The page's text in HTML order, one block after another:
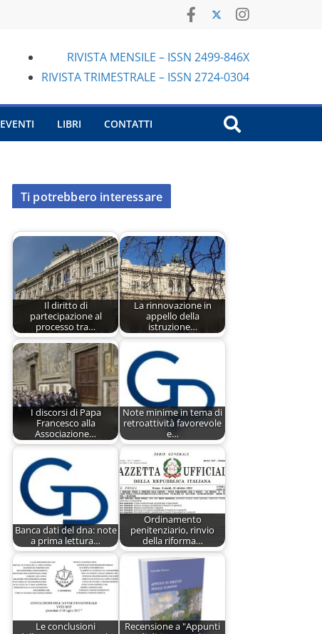
RIVISTA MENSILE – ISSN 2499-846X
RIVISTA TRIMESTRALE – ISSN 2724-0304
EVENTI LIBRI CONTATTI
Ti potrebbero interessare
Il diritto di
partecipazione al
processo tra…
La rinnovazione in
appello della
istruzione…
I discorsi di Papa
Francesco alla
Associazione…
Note minime in tema di
retroattività favorevole
e…
Banca dati del dna: note
a prima lettura…
Ordinamento
penitenziario, rinvio
della riforma…
Le conclusioni
Recensione a "Appunti